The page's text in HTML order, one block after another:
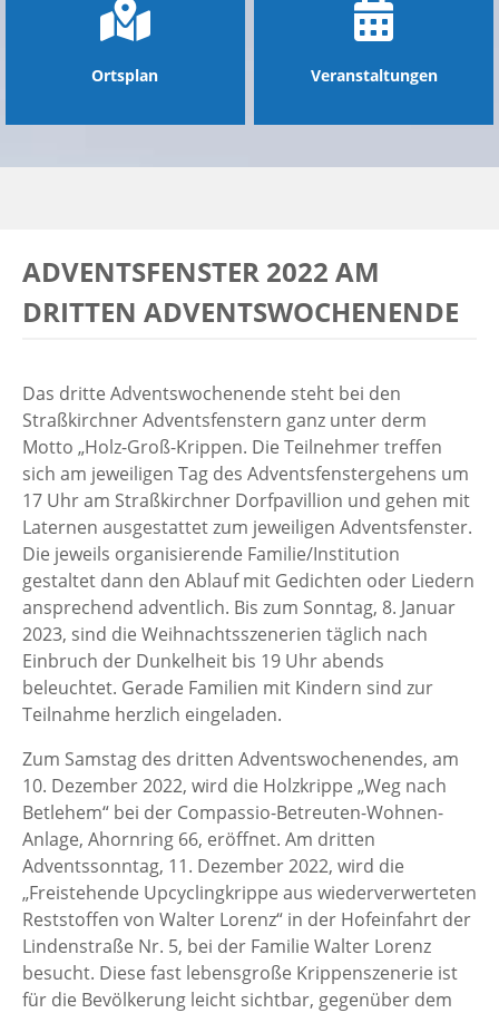
Ortsplan Veranstaltungen
ADVENTSFENSTER 2022 AM
DRITTEN ADVENTSWOCHENENDE
Das dritte Adventswochenende steht bei den
Straßkirchner Adventsfenstern ganz unter derm
Motto „Holz-Groß-Krippen. Die Teilnehmer treffen
sich am jeweiligen Tag des Adventsfenstergehens um
17 Uhr am Straßkirchner Dorfpavillion und gehen mit
Laternen ausgestattet zum jeweiligen Adventsfenster.
Die jeweils organisierende Familie/Institution
gestaltet dann den Ablauf mit Gedichten oder Liedern
ansprechend adventlich. Bis zum Sonntag, 8. Januar
2023, sind die Weihnachtsszenerien täglich nach
Einbruch der Dunkelheit bis 19 Uhr abends
beleuchtet. Gerade Familien mit Kindern sind zur
Teilnahme herzlich eingeladen.
Zum Samstag des dritten Adventswochenendes, am
10. Dezember 2022, wird die Holzkrippe „Weg nach
Betlehem“ bei der Compassio-Betreuten-Wohnen-
Anlage, Ahornring 66, eröffnet. Am dritten
Adventssonntag, 11. Dezember 2022, wird die
„Freistehende Upcyclingkrippe aus wiederverwerteten
Reststoffen von Walter Lorenz“ in der Hofeinfahrt der
Lindenstraße Nr. 5, bei der Familie Walter Lorenz
besucht. Diese fast lebensgroße Krippenszenerie ist
für die Bevölkerung leicht sichtbar, gegenüber dem